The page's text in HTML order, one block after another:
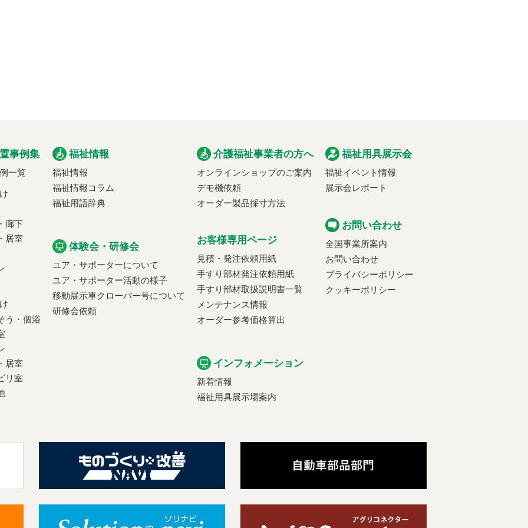
事例集
一覧
廊下
居室
う・個浴
居室
リ室
福祉情報
福祉情報
福祉情報コラム
福祉用語辞典
体験会・研修会
ユア・サポーターについて
ユア・サポーター活動の様子
移動展示車クローバー号について
研修会依頼
介護福祉事業者の方へ
オンラインショップのご案内
デモ機依頼
オーダー製品採寸方法
お客様専用ページ
見積・発注依頼用紙
手すり部材発注依頼用紙
手すり部材取扱説明書一覧
メンテナンス情報
オーダー参考価格算出
インフォメーション
新着情報
福祉用具展示場案内
福祉用具展示会
福祉イベント情報
展示会レポート
お問い合わせ
全国事業所案内
お問い合わせ
プライバシーポリシー
クッキーポリシー